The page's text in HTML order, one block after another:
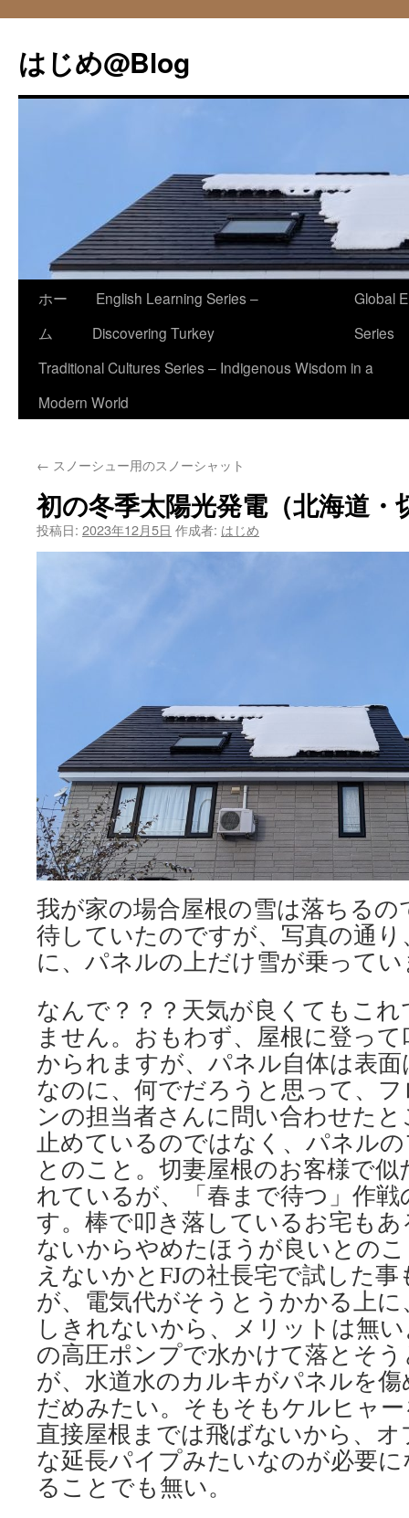
テ
ン
はじめ@Blog
ホー
ム
English Learning Series –
Discovering Turkey
Global
Series
Traditional Cultures Series – Indigenous Wisdom in a
Modern World
← スノーシュー用のスノーシャット
初の冬季太陽光発電（北海道・
投稿日: 2023年12月5日 作成者: はじめ
我が家の場合屋根の雪は落ちるの
待していたのですが、写真の通
に、パネルの上だけ雪が乗って
なんで？？？天気が良くてもこ
ません。おもわず、屋根に登っ
かられますが、パネル自体は表
なのに、何でだろうと思って、
ンの担当者さんに問い合わせた
止めているのではなく、パネル
とのこと。切妻屋根のお客様で
れているが、「春まで待つ」作
す。棒で叩き落しているお宅も
ないからやめたほうが良いとの
えないかとFJの社長宅で試した
が、電気代がそうとうかかる上
しきれないから、メリットは無
の高圧ポンプで水かけて落とそ
が、水道水のカルキがパネルを
だめみたい。そもそもケルヒャ
直接屋根までは飛ばないから、
な延長パイプみたいなのが必要
ることでも無い。